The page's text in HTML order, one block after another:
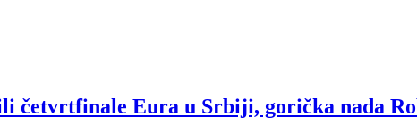
četvrtfinale Eura u Srbiji, gorička nada